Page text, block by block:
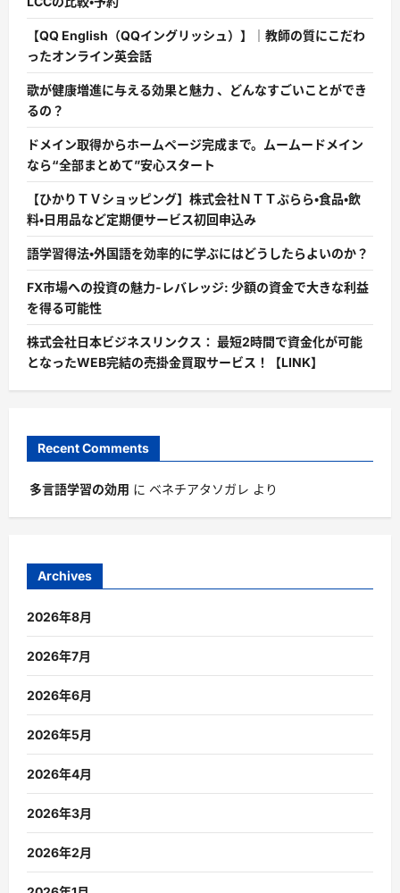
【QQ English（QQイングリッシュ）】｜教師の質にこだわ
ったオンライン英会話
歌が健康増進に与える効果と魅力 、どんなすごいことができ
るの？
ドメイン取得からホームページ完成まで。ムームードメイン
なら“全部まとめて”安心スタート
【ひかりＴＶショッピング】株式会社ＮＴＴぷらら・食品・飲
料・日用品など定期便サービス初回申込み
語学習得法・外国語を効率的に学ぶにはどうしたらよいのか？
FX市場への投資の魅力-レバレッジ: 少額の資金で大きな利益
を得る可能性
株式会社日本ビジネスリンクス： 最短2時間で資金化が可能
となったWEB完結の売掛金買取サービス！【LINK】
Recent Comments
多言語学習の効用 に ベネチアタソガレ より
Archives
2026年8月
2026年7月
2026年6月
2026年5月
2026年4月
2026年3月
2026年2月